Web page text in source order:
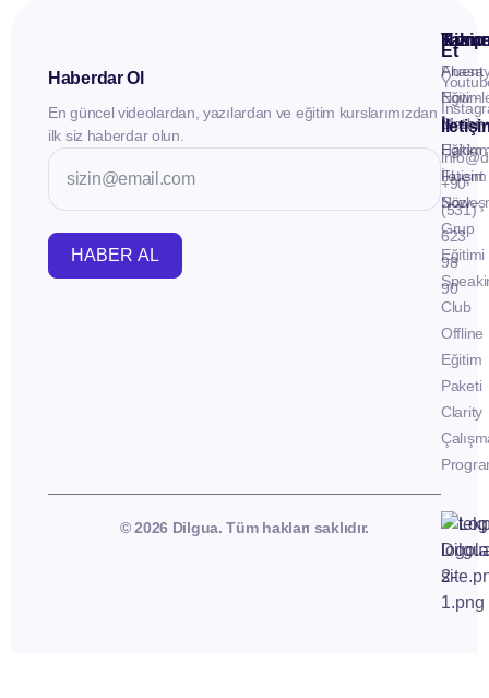
Haberdar Ol
En güncel videolardan, yazılardan ve eğitim kurslarımızdan
ilk siz haberdar olun.
HABER AL
İletişim
Fluent
Now -
Birebir
Eğitim
Fluent
Now -
Grup
Eğitimi
Club
Offline
Eğitim
Paketi
Clarity
Takip
Et
+90
(531)
623
98
90
© 2026 Dilgua. Tüm hakları saklıdır.